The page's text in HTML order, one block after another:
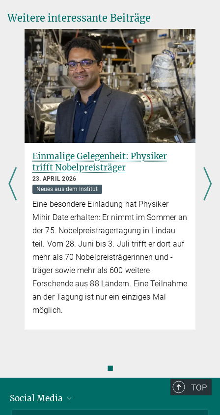
Weitere interessante Beiträge
Einmalige Gelegenheit: Physiker
trifft Nobelpreisträger
23. APRIL 2026
Neues aus dem Institut
Eine besondere Einladung hat Physiker
Mihir Date erhalten: Er nimmt im Sommer an
der 75. Nobelpreisträgertagung in Lindau
teil. Vom 28. Juni bis 3. Juli trifft er dort auf
mehr als 70 Nobelpreisträgerinnen und -
träger sowie mehr als 600 weitere
Forschende aus 88 Ländern. Eine Teilnahme
an der Tagung ist nur ein einziges Mal
möglich.
◼
TOP
Social Media